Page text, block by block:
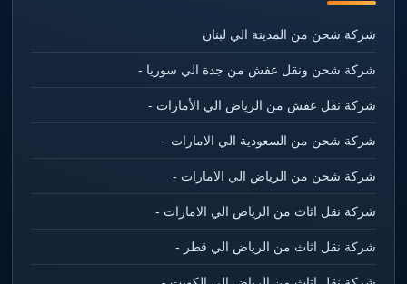
شركة شحن من المدينة الي لبنان
شركة شحن ونقل عفش من جدة الي سوريا -
شركة نقل عفش من الرياض الي الأمارات -
شركة شحن من السعودية الي الامارات -
شركة شحن من الرياض الي الامارات -
شركة نقل اثاث من الرياض الي الامارات -
شركة نقل اثاث من الرياض الي قطر -